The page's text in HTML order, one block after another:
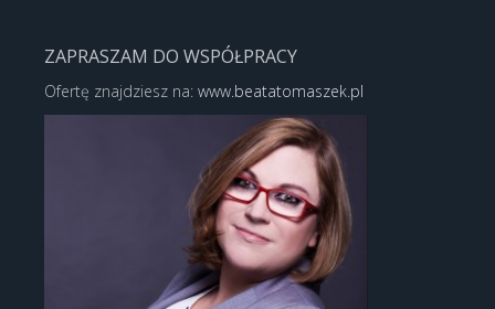
ZAPRASZAM DO WSPÓŁPRACY
Ofertę znajdziesz na: www.beatatomaszek.pl